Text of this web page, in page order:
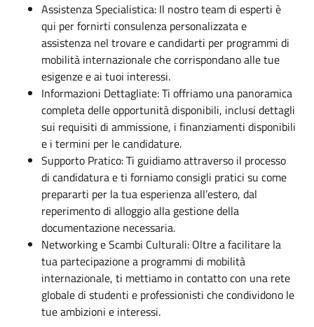
Assistenza Specialistica: Il nostro team di esperti è
qui per fornirti consulenza personalizzata e
assistenza nel trovare e candidarti per programmi di
mobilità internazionale che corrispondano alle tue
esigenze e ai tuoi interessi.
Informazioni Dettagliate: Ti offriamo una panoramica
completa delle opportunità disponibili, inclusi dettagli
sui requisiti di ammissione, i finanziamenti disponibili
e i termini per le candidature.
Supporto Pratico: Ti guidiamo attraverso il processo
di candidatura e ti forniamo consigli pratici su come
prepararti per la tua esperienza all’estero, dal
reperimento di alloggio alla gestione della
documentazione necessaria.
Networking e Scambi Culturali: Oltre a facilitare la
tua partecipazione a programmi di mobilità
internazionale, ti mettiamo in contatto con una rete
globale di studenti e professionisti che condividono le
tue ambizioni e interessi.